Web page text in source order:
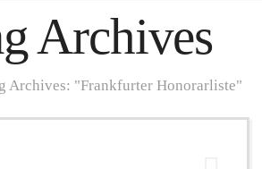
Archives
Archives: "Frankfurter Honorarliste"